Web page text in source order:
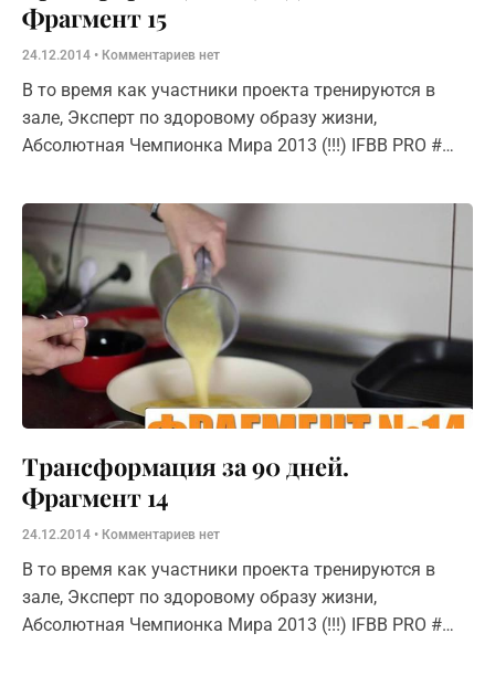
Фрагмент 15
24.12.2014 Комментариев нет
В то время как участники проекта тренируются в
зале, Эксперт по здоровому образу жизни,
Абсолютная Чемпионка Мира 2013 (!!!) IFBB PRO #
правильного питания. Сюжет №2 –
Трансформация за 90 дней.
Фрагмент 14
24.12.2014 Комментариев нет
В то время как участники проекта тренируются в
зале, Эксперт по здоровому образу жизни,
Абсолютная Чемпионка Мира 2013 (!!!) IFBB PRO #